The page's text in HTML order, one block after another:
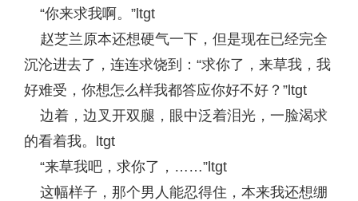
“你来求我啊。”ltgt
赵芝兰原本还想硬气一下，但是现在已经完全
沉沦进去了，连连求饶到：“求你了，来草我，我
好难受，你想怎么样我都答应你好不好？”ltgt
边着，边叉开双腿，眼中泛着泪光，一脸渴求
的看着我。ltgt
“来草我吧，求你了，……”ltgt
这幅样子，那个男人能忍得住，本来我还想绷